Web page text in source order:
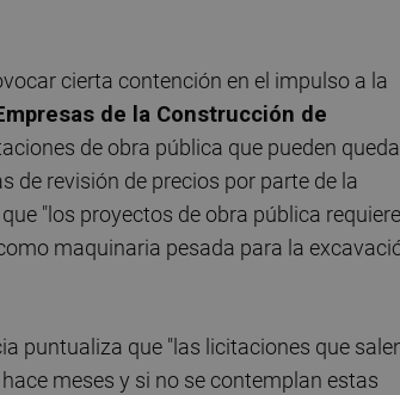
cierta contención en el impulso a la
de la Construcción de
de obra pública que pueden
de revisión de precios por parte de la
que "los proyectos de obra pública
maquinaria pesada para la
puntualiza que "las licitaciones que
meses y si no se contemplan estas